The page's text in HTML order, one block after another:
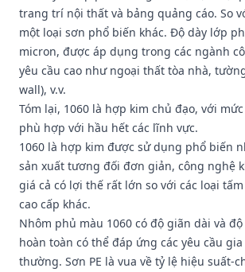
trang trí nội thất và bảng quảng cáo. So
một loại sơn phổ biến khác. Độ dày lớp
micron, được áp dụng trong các ngành
yêu cầu cao như ngoại thất tòa nhà,
wall), v.v.
Tóm lại, 1060 là hợp kim chủ đạo, với
phù hợp với hầu hết các lĩnh vực.
1060 là hợp kim được sử dụng phổ biến
sản xuất tương đối đơn giản, công nghệ
giá cả có lợi thế rất lớn so với các loại
cao cấp khác.
Nhôm phủ màu 1060 có độ giãn dài và
hoàn toàn có thể đáp ứng các yêu cầu
thường. Sơn PE là vua về tỷ lệ hiệu suất-